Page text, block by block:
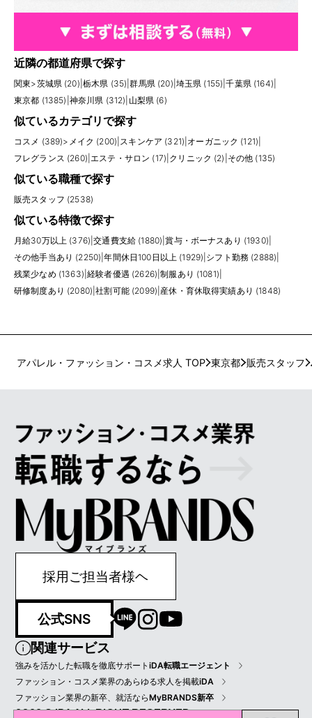
近隣の都道府県で探す
関東>茨城県 (20) 栃木県 (35) |群馬県 (20) 埼玉県 (155) |千葉県 (164)
東京都 (1385) 神奈川県 (312) 山梨県 (6)
似ているカテゴリで探す
コスメ (389)> メイク (200) スキンケア (321) オーガニック (121)
フレグランス (260) |エステ・サロン (17) クリニック (2) その他 (135)
似ている職種で探す
販売スタッフ (2538)
似ている特徴で探す
月給30万以上 (376) |交通費支給 (1880) |賞与・ボーナスあり (1930)
その他手当あり (2250) |年間休日100日以上 (1929) シフト勤務 (2888)
残業少なめ (1363) |経験者優遇 (2626) |制服あり (1081)
研修制度あり (2080) |社割可能 (2099) 産休・育休取得実績あり (1848)
アパレル・ファッション・コスメ求人 TOP 東京都 販売スタッフ
採用ご担当者様ヘ
公式SNS
関連サービス
強みを活かした転職を徹底サポートiDA転職エージェント
ファッション・コスメ業界のあらゆる求人を掲載iDA
ファッション業界の新卒、就活ならMyBRANDS新卒
2022 © IDA ALL RIGHT RESERVED.